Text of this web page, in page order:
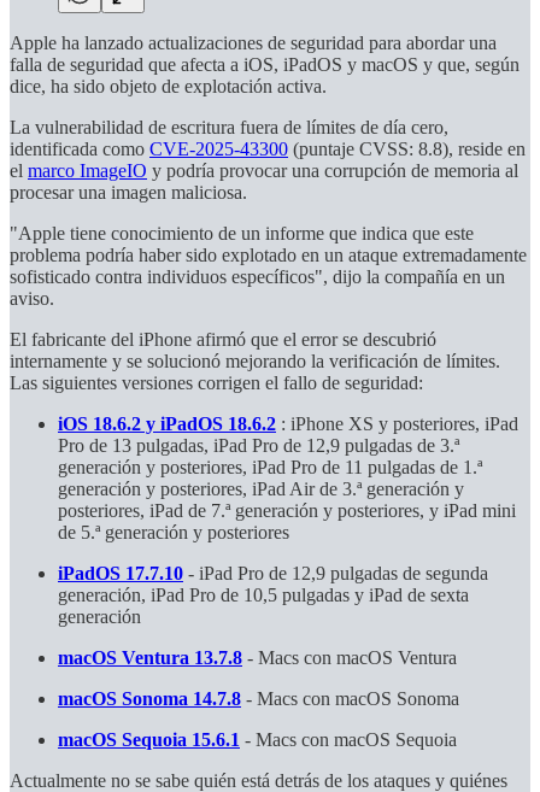
Apple ha lanzado actualizaciones de seguridad para abordar una
falla de seguridad que afecta a iOS, iPadOS y macOS y que, según
dice, ha sido objeto de explotación activa.
La vulnerabilidad de escritura fuera de límites de día cero,
identificada como CVE-2025-43300 (puntaje CVSS: 8.8), reside en
el marco ImageIO y podría provocar una corrupción de memoria al
procesar una imagen maliciosa.
"Apple tiene conocimiento de un informe que indica que este
problema podría haber sido explotado en un ataque extremadamente
sofisticado contra individuos específicos", dijo la compañía en un
aviso.
El fabricante del iPhone afirmó que el error se descubrió
internamente y se solucionó mejorando la verificación de límites.
Las siguientes versiones corrigen el fallo de seguridad:
iOS 18.6.2 y iPadOS 18.6.2 : iPhone XS y posteriores, iPad
Pro de 13 pulgadas, iPad Pro de 12,9 pulgadas de 3.ª
generación y posteriores, iPad Pro de 11 pulgadas de 1.ª
generación y posteriores, iPad Air de 3.ª generación y
posteriores, iPad de 7.ª generación y posteriores, y iPad mini
de 5.ª generación y posteriores
iPadOS 17.7.10 - iPad Pro de 12,9 pulgadas de segunda
generación, iPad Pro de 10,5 pulgadas y iPad de sexta
generación
macOS Ventura 13.7.8 - Macs con macOS Ventura
macOS Sonoma 14.7.8 - Macs con macOS Sonoma
macOS Sequoia 15.6.1 - Macs con macOS Sequoia
Actualmente no se sabe quién está detrás de los ataques y quiénes